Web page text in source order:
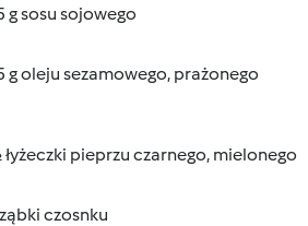
g sosu sojowego
g oleju sezamowego, prażonego
pieprzu czarnego, mielonego
czosnku